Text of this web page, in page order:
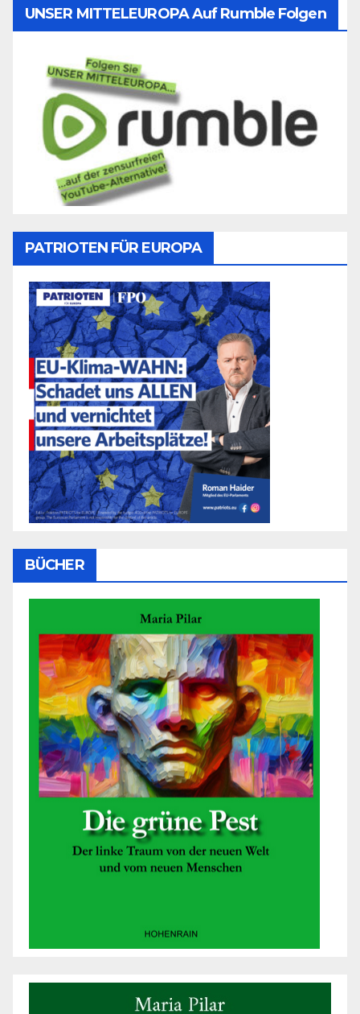
UNSER MITTELEUROPA Auf Rumble Folgen
PATRIOTEN FÜR EUROPA
BÜCHER